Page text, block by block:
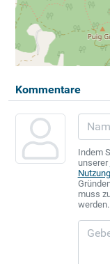
Kommentare
Indem
unserer
muss
werden.